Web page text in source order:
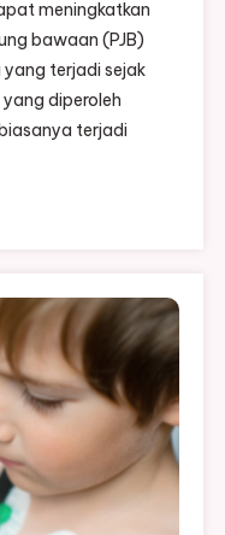
Pada
Anak
|
meningkatkan
bawaan (PJB)
terjadi sejak
diperoleh
terjadi